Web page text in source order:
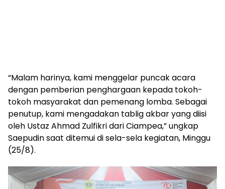
“Malam harinya, kami menggelar puncak acara
dengan pemberian penghargaan kepada tokoh-
tokoh masyarakat dan pemenang lomba. Sebagai
penutup, kami mengadakan tablig akbar yang diisi
oleh Ustaz Ahmad Zulfikri dari Ciampea,” ungkap
Saepudin saat ditemui di sela-sela kegiatan, Minggu
(25/8).